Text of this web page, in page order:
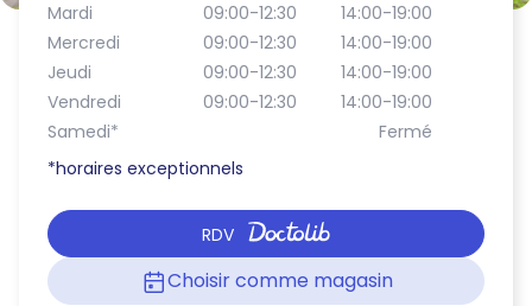
Mardi
09:00-12:30
14:00-19:00
Mercredi
09:00-12:30
14:00-19:00
Jeudi
09:00-12:30
14:00-19:00
Vendredi
09:00-12:30
14:00-19:00
Samedi*
Fermé
*horaires exceptionnels
RDV
Choisir comme magasin